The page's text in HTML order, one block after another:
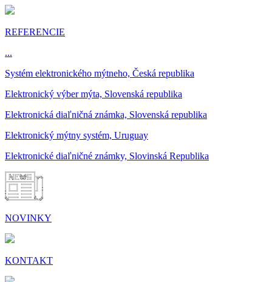
REFERENCIE
...
Systém elektronického mýtneho, Česká republika
Elektronický výber mýta, Slovenská republika
Elektronická diaľničná známka, Slovenská republika
Elektronický mýtny systém, Uruguay
Elektronické diaľničné známky, Slovinská Republika
NOVINKY
KONTAKT